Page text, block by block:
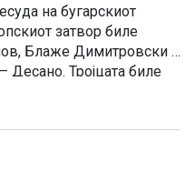
на бугарскиот
затвор биле
Блаже Димитровски –
Десано. Тројцата биле
Битолско. На 21 јули